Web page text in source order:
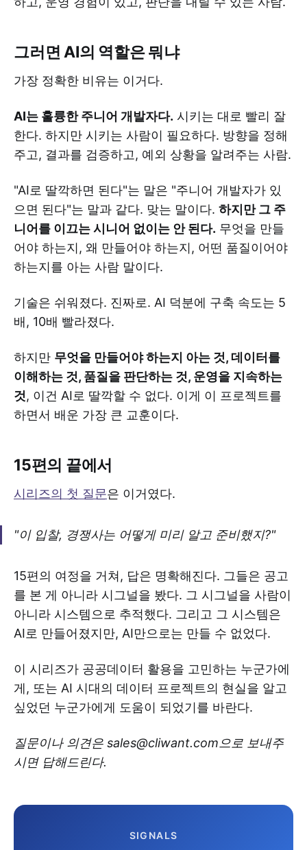
그러면 AI의 역할은 뭐냐
가장 정확한 비유는 이거다.
AI는 훌륭한 주니어 개발자다. 시키는 대로 빨리 잘
한다. 하지만 시키는 사람이 필요하다. 방향을 정해
주고, 결과를 검증하고, 예외 상황을 알려주는 사람.
"AI로 딸깍하면 된다"는 말은 "주니어 개발자가 있
으면 된다"는 말과 같다. 맞는 말이다. 하지만 그 주
니어를 이끄는 시니어 없이는 안 된다. 무엇을 만들
어야 하는지, 왜 만들어야 하는지, 어떤 품질이어야
하는지를 아는 사람 말이다.
기술은 쉬워졌다. 진짜로. AI 덕분에 구축 속도는 5
배, 10배 빨라졌다.
하지만 무엇을 만들어야 하는지 아는 것, 데이터를
이해하는 것, 품질을 판단하는 것, 운영을 지속하는
것, 이건 AI로 딸깍할 수 없다. 이게 이 프로젝트를
하면서 배운 가장 큰 교훈이다.
15편의 끝에서
시리즈의 첫 질문은 이거였다.
"이 입찰, 경쟁사는 어떻게 미리 알고 준비했지?"
15편의 여정을 거쳐, 답은 명확해진다. 그들은 공고
를 본 게 아니라 시그널을 봤다. 그 시그널을 사람이
아니라 시스템으로 추적했다. 그리고 그 시스템은
AI로 만들어졌지만, AI만으로는 만들 수 없었다.
이 시리즈가 공공데이터 활용을 고민하는 누군가에
게, 또는 AI 시대의 데이터 프로젝트의 현실을 알고
싶었던 누군가에게 도움이 되었기를 바란다.
질문이나 의견은 sales@cliwant.com으로 보내주
시면 답해드린다.
SIGNALS